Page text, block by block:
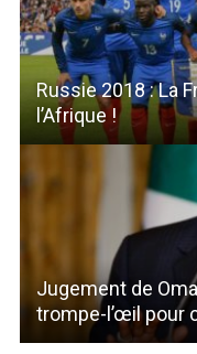
Russie 2018 : La
l’Afrique !
Jugement de
trompe-l’œil pour